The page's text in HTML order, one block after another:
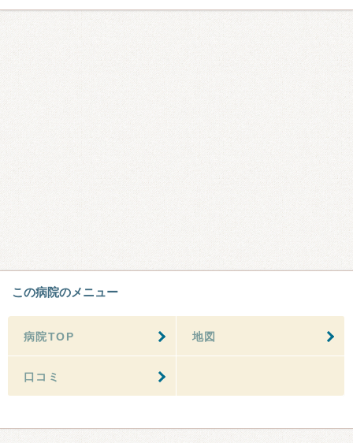
この病院のメニュー
病院TOP 地図
口コミ